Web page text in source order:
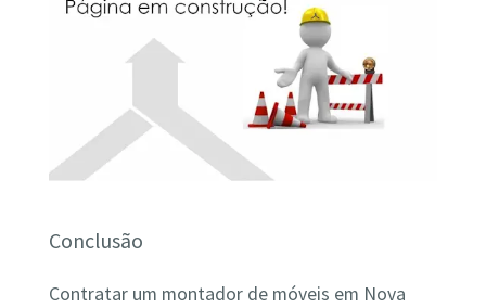
Conclusão
Contratar um montador de móveis em Nova